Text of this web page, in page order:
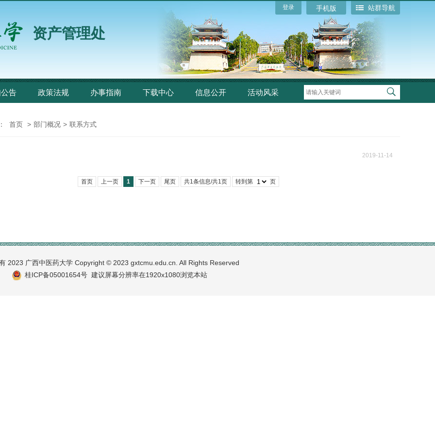
资产管理处
站群导航
手机版
登录
告 政策法规 办事指南 下载中心 信息公开 活动风采
首页 > 部门概况 > 联系方式
2019-11-14
首页 上一页 1 下一页 尾页 共1条信息/共1页 转到第 页
2023 广西中医药大学 Copyright © 2023 gxtcmu.edu.cn. All Rights Reserved
桂ICP备05001654号建议屏幕分辨率在1920x1080浏览本站